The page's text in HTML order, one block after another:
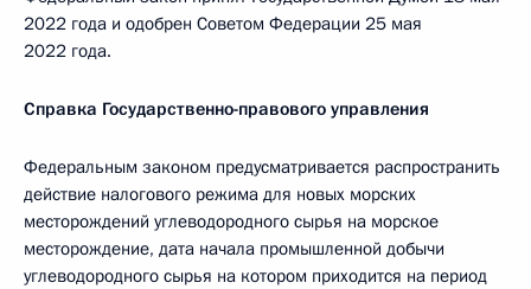
2022 года и одобрен Советом Федерации 25 мая
2022 года.
Справка Государственно-правового управления
Федеральным законом предусматривается распространить
действие налогового режима для новых морских
месторождений углеводородного сырья на морское
месторождение, дата начала промышленной добычи
углеводородного сырья на котором приходится на период